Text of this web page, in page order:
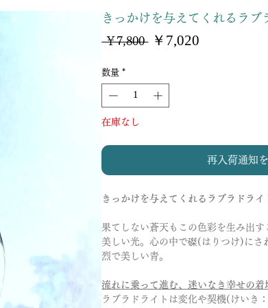
きっかけを与えてくれるラブ
￥7,800 通
格
￥7,020
数量 *
在庫なし
再入荷通知
きっかけを与えてくれるラブラドライ
果てしない蒼天もこの色彩を生み出
美しい光。心の中で磔(はりつけ)にさ
烈で美しい青。
流れに乗って進む、迷いなき幸せの着
ラブラドライトは変化や契機(けいき